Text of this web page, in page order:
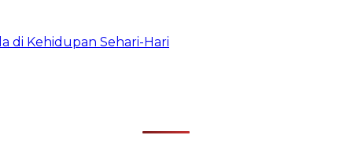
di Kehidupan Sehari-Hari